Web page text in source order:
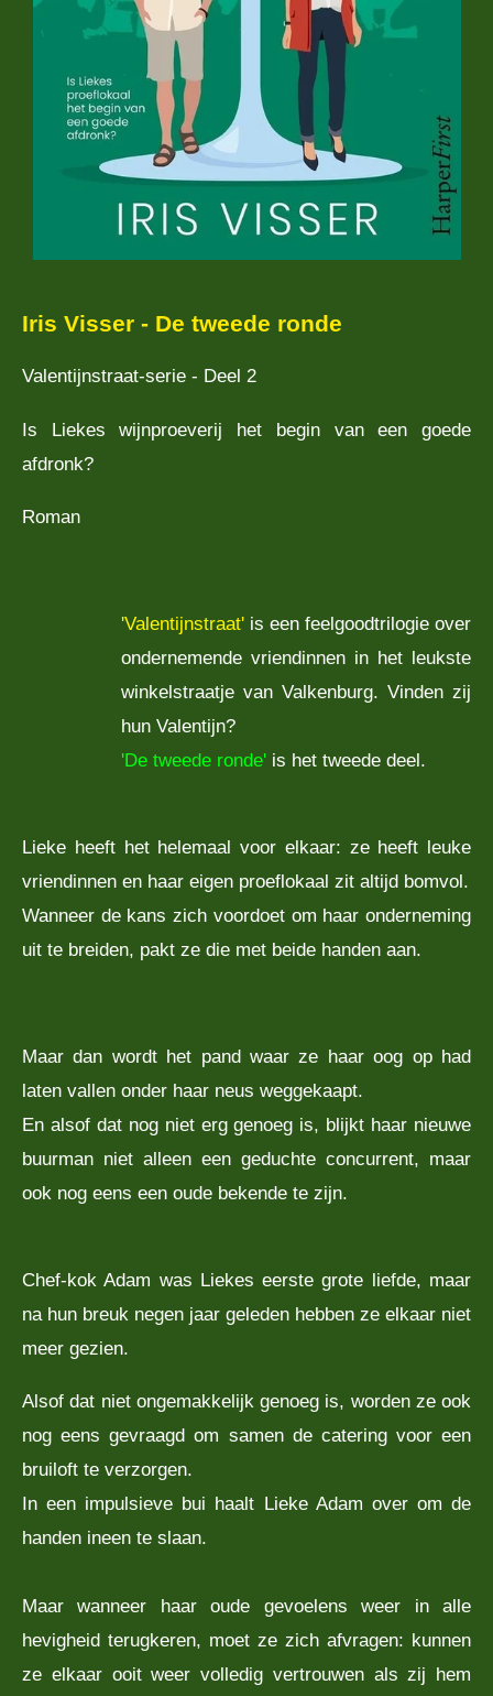
Iris Visser - De tweede ronde
Valentijnstraat-serie - Deel 2
Is Liekes wijnproeverij het begin van een goede
afdronk?
Roman
'Valentijnstraat' is een feelgoodtrilogie over
ondernemende vriendinnen in het leukste
winkelstraatje van Valkenburg. Vinden zij
hun Valentijn?
'De tweede ronde' is het tweede deel.
Lieke heeft het helemaal voor elkaar: ze heeft leuke
vriendinnen en haar eigen proeflokaal zit altijd bomvol.
Wanneer de kans zich voordoet om haar onderneming
uit te breiden, pakt ze die met beide handen aan.
Maar dan wordt het pand waar ze haar oog op had
laten vallen onder haar neus weggekaapt.
En alsof dat nog niet erg genoeg is, blijkt haar nieuwe
buurman niet alleen een geduchte concurrent, maar
ook nog eens een oude bekende te zijn.
Chef-kok Adam was Liekes eerste grote liefde, maar
na hun breuk negen jaar geleden hebben ze elkaar niet
meer gezien.
Alsof dat niet ongemakkelijk genoeg is, worden ze ook
nog eens gevraagd om samen de catering voor een
bruiloft te verzorgen.
In een impulsieve bui haalt Lieke Adam over om de
handen ineen te slaan.
Maar wanneer haar oude gevoelens weer in alle
hevigheid terugkeren, moet ze zich afvragen: kunnen
ze elkaar ooit weer volledig vertrouwen als zij hem